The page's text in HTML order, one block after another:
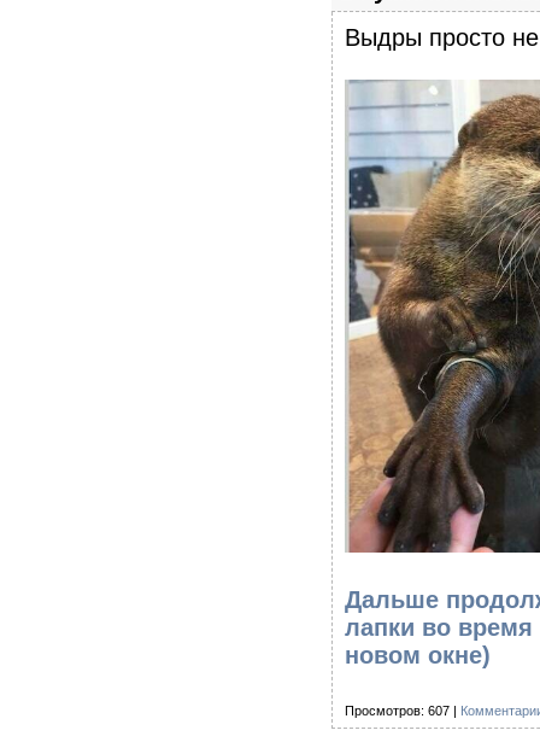
Выдры просто
Дальше
лапки во
новом окне)
Просмотров: 607 |